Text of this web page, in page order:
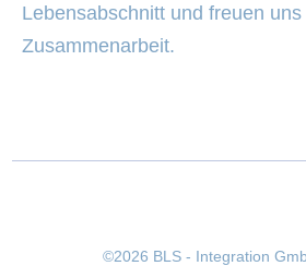
Lebensabschnitt und freuen
Zusammenarbeit.
©2026 BLS - Integration